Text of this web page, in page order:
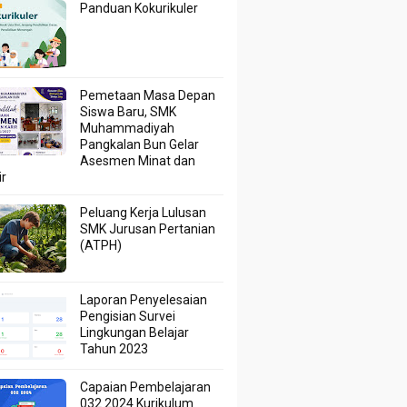
Panduan Kokurikuler
Pemetaan Masa Depan
Siswa Baru, SMK
Muhammadiyah
Pangkalan Bun Gelar
Asesmen Minat dan
Peluang Kerja Lulusan
SMK Jurusan Pertanian
(ATPH)
Laporan Penyelesaian
Pengisian Survei
Lingkungan Belajar
Tahun 2023
Capaian Pembelajaran
032 2024 Kurikulum